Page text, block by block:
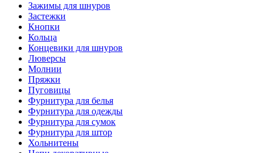
Зажимы для шнуров
Застежки
Кнопки
Кольца
Концевики для шнуров
Люверсы
Молнии
Пряжки
Пуговицы
Фурнитура для белья
Фурнитура для одежды
Фурнитура для сумок
Фурнитура для штор
Хольнитены